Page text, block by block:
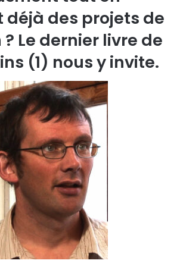
des projets de
Le dernier livre de
(1) nous y invite.